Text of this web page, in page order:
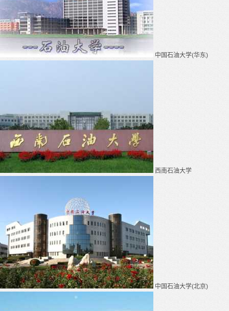
中国石油大学(华东)
西南石油大学
中国石油大学(北京)